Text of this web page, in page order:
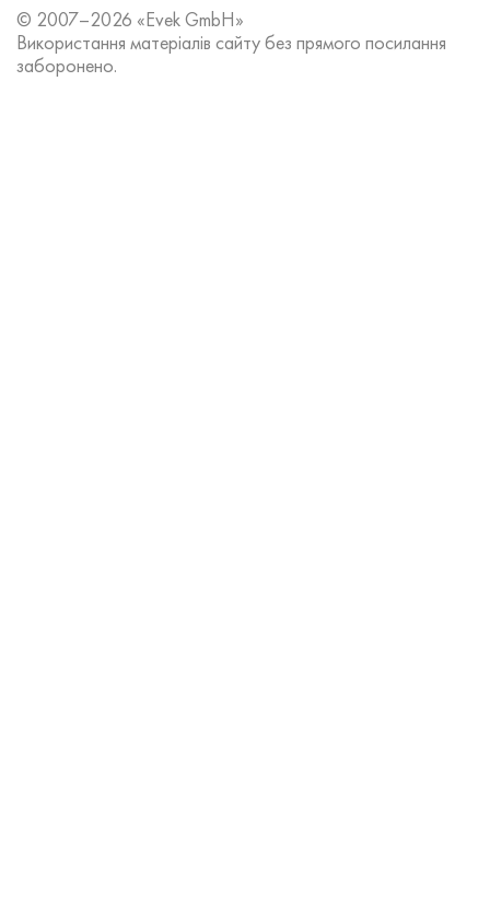
© 2007–2026 «Evek GmbH»
Використання матеріалів сайту без прямого посилання
заборонено.